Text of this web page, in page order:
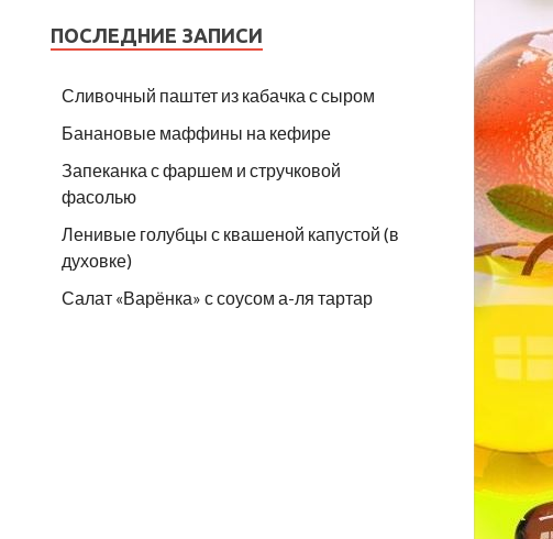
ПОСЛЕДНИЕ ЗАПИСИ
Сливочный паштет из кабачка с сыром
Банановые маффины на кефире
Запеканка с фаршем и стручковой
фасолью
Ленивые голубцы с квашеной капустой (в
духовке)
Салат «Варёнка» с соусом а-ля тартар